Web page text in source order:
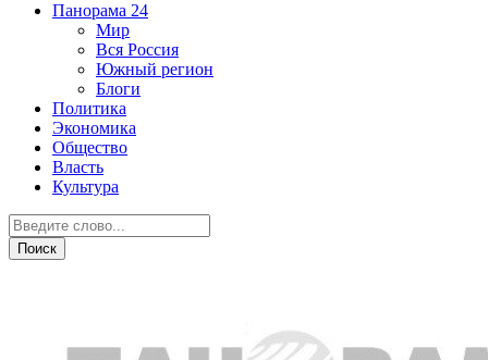
Панорама 24
Мир
Вся Россия
Южный регион
Блоги
Политика
Экономика
Общество
Власть
Культура